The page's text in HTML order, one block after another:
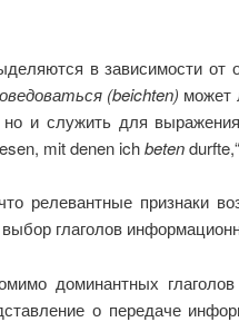
в зависимости от
(beichten) может
но и служить для
mit denen ichbeten
релевантные признаки
глаголов
доминантных
о передаче